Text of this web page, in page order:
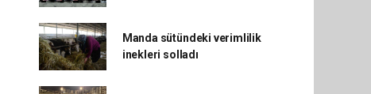
Manda sütündeki verimlilik
inekleri solladı